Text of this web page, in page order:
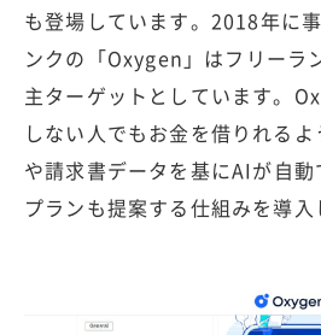
も登場しています。2018年に
ンクの「Oxygen」はフリーラ
主ターゲットとしています。
しない人でもお金を借りれる
や請求書データを基にAIが自
プランも提案する仕組みを導入